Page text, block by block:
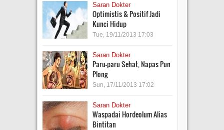
Saran Dokter
Optimistis & Positif Jadi
Kunci Hidup
Tue, 19/11/2013 17:03
Saran Dokter
Paru-paru Sehat, Napas Pun
Plong
Sun, 17/11/2013 17:02
Saran Dokter
Waspadai Hordeolum Alias
Bintitan